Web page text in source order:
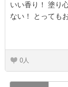
いい香り！ 塗り
ない！ とっても
0